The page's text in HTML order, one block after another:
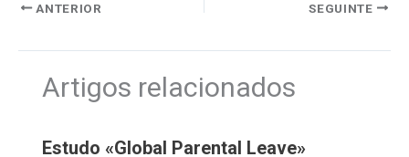
ANTERIOR SEGUINTE
Artigos relacionados
Estudo «Global Parental Leave»